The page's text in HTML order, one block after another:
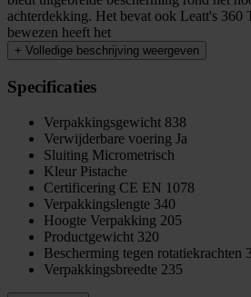
achterdekking. Het bevat ook Leatt's 360
bewezen heeft het
+ Volledige beschrijving weergeven
Specificaties
Verpakkingsgewicht 838
Verwijderbare voering Ja
Sluiting Micrometrisch
Kleur Pistache
Certificering CE EN 1078
Verpakkingslengte 340
Hoogte Verpakking 205
Productgewicht 320
Bescherming tegen rotatiekrachten
Verpakkingsbreedte 235